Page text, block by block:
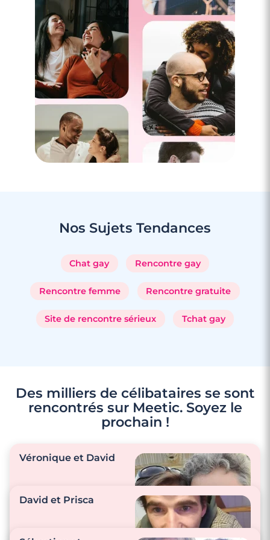
Nos Sujets Tendances
Chat gay Rencontre gay
Rencontre femme Rencontre gratuite
Site de rencontre sérieux Tchat gay
Des milliers de célibataires se sont
rencontrés sur Meetic. Soyez le
prochain !
Véronique et David
David et Prisca